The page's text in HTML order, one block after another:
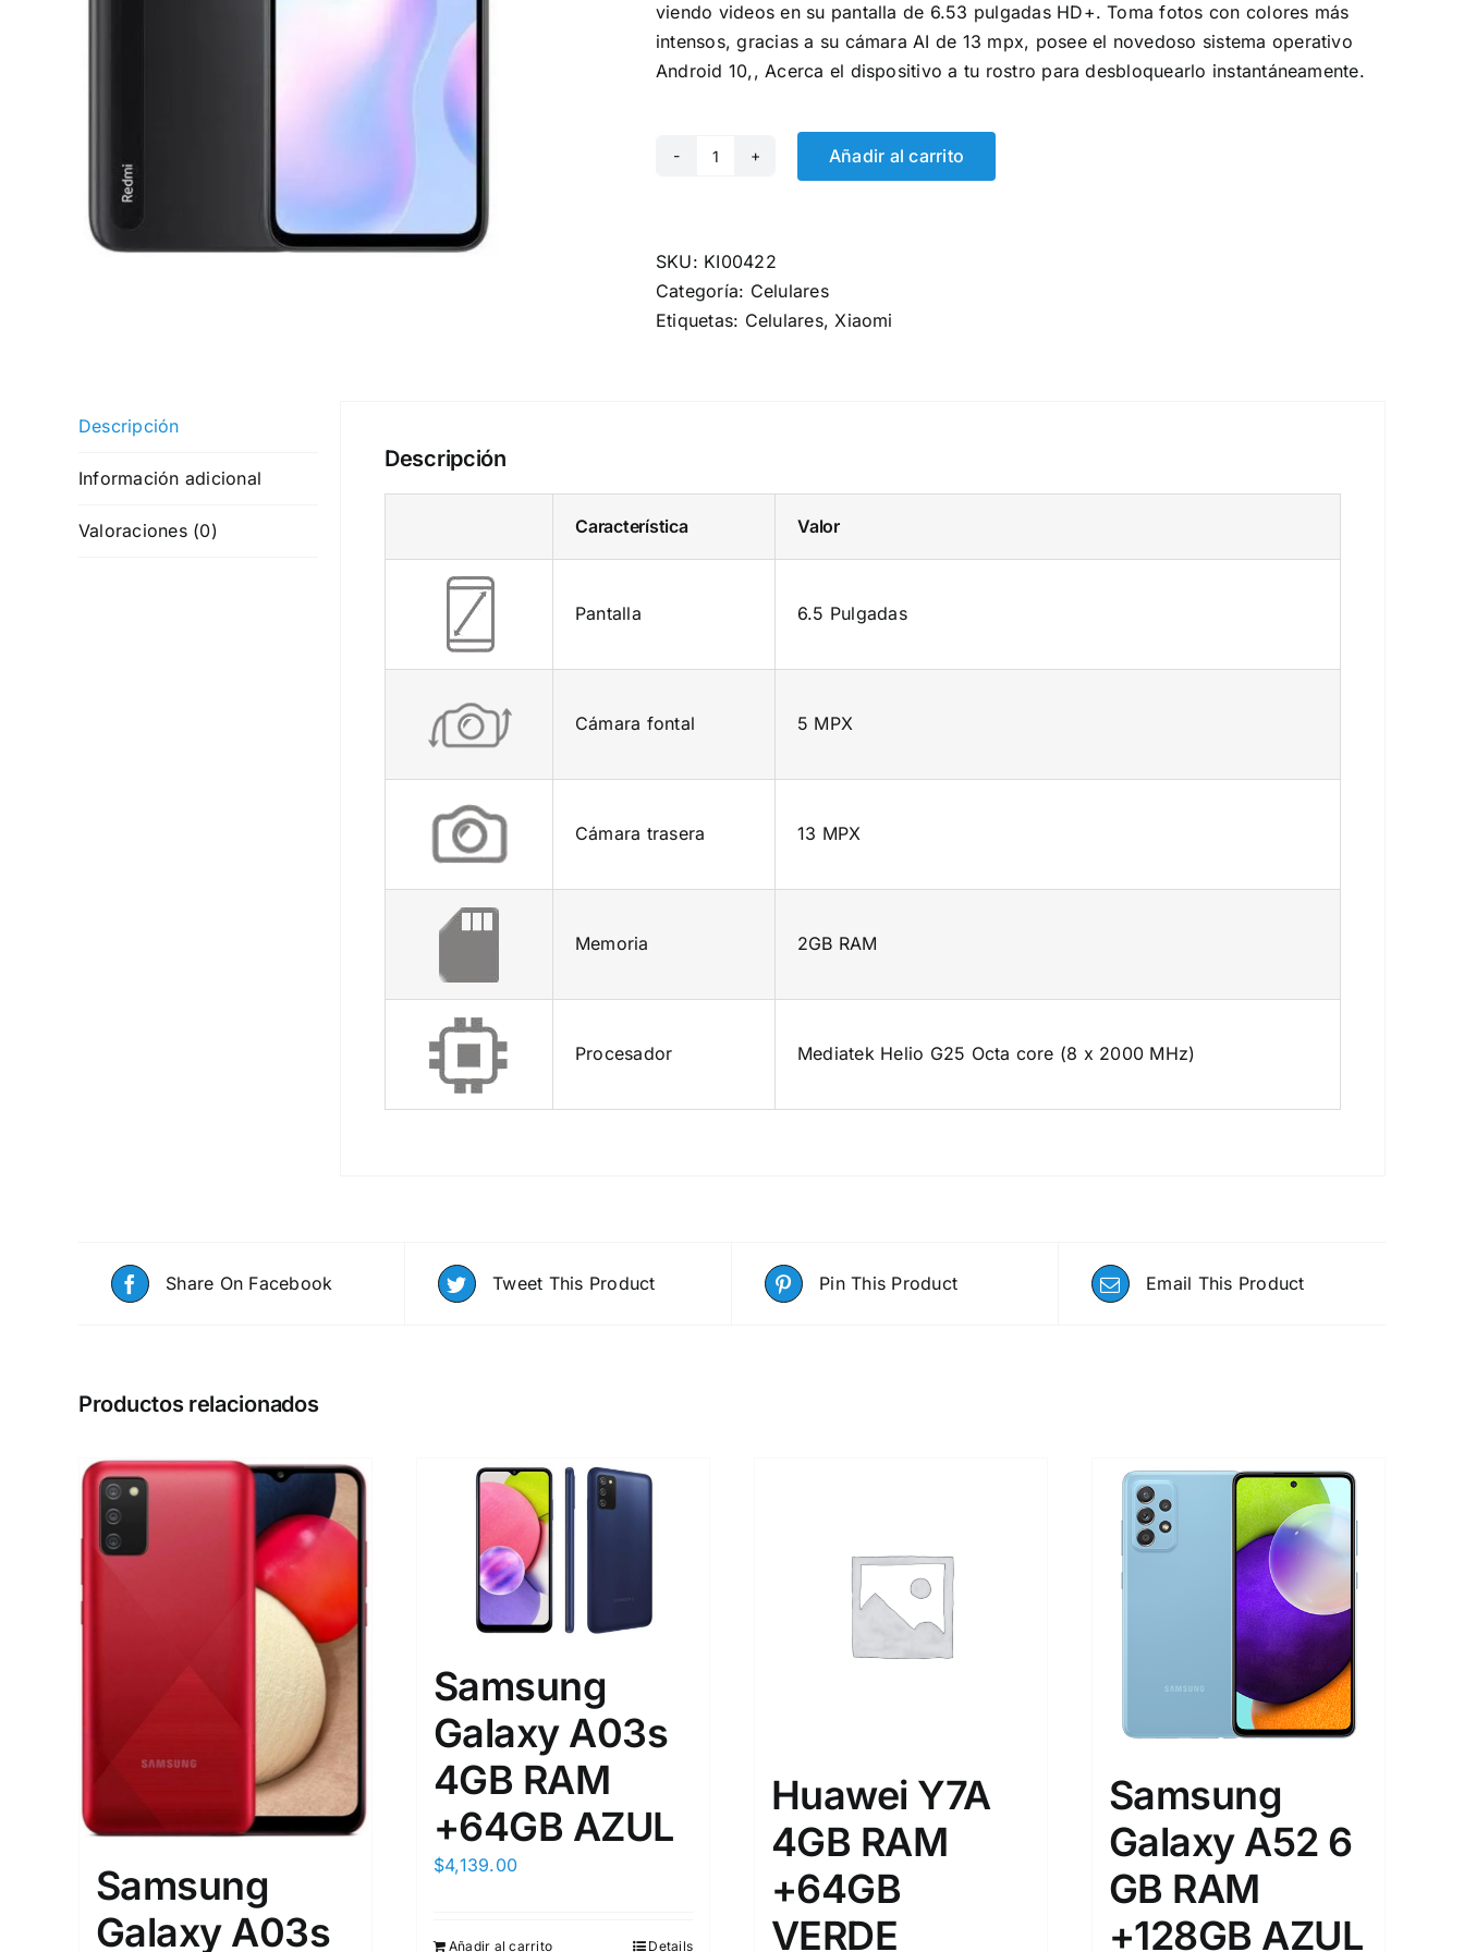
viendo videos en su pantalla de 6.53 pulgadas HD+. Toma fotos con colores más
intensos, gracias a su cámara AI de 13 mpx, posee el novedoso sistema operativo
Android 10,, Acerca el dispositivo a tu rostro para desbloquearlo instantáneamente.
Xiaomi
2GB
RAM
+
Añadir al carrito
SKU: KI00422
Categoría: Celulares
Etiquetas: Celulares,Xiaomi
Descripción
Información adicional
Valoraciones (0)
Descripción
Característica Valor
Pantalla 6.5 Pulgadas
Cámara fontal 5 MPX
Cámara trasera 13 MPX
Memoria 2GB RAM
Procesador Mediatek Helio G25 Octa core (8 x 2000 MHz)
Share On Facebook Tweet This Product Pin This Product Email This Product
Productos relacionados
Samsung
Galaxy A03s
Samsung
Galaxy A03s
4GB RAM
+64GB AZUL
$4,139.00
Añadir al carrito Details
Huawei Y7A
4GB RAM
+64GB
VERDE
Samsung
Galaxy A52 6
GB RAM
+128GB AZUL